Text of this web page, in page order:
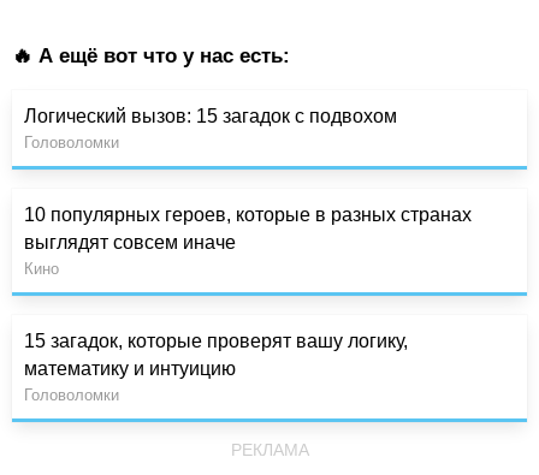
🔥 А ещё вот что у нас есть:
Логический вызов: 15 загадок с подвохом
Головоломки
10 популярных героев, которые в разных странах
выглядят совсем иначе
Кино
15 загадок, которые проверят вашу логику,
математику и интуицию
Головоломки
РЕКЛАМА